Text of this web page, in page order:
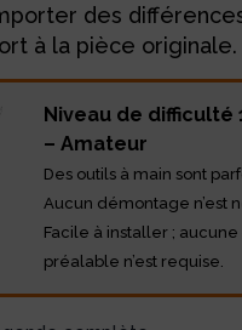
des
à la pièce originale.
Niveau de difficulté
– Amateur
Des outils à main sont
Aucun démontage n’est
Facile à installer ;
préalable n’est requise.